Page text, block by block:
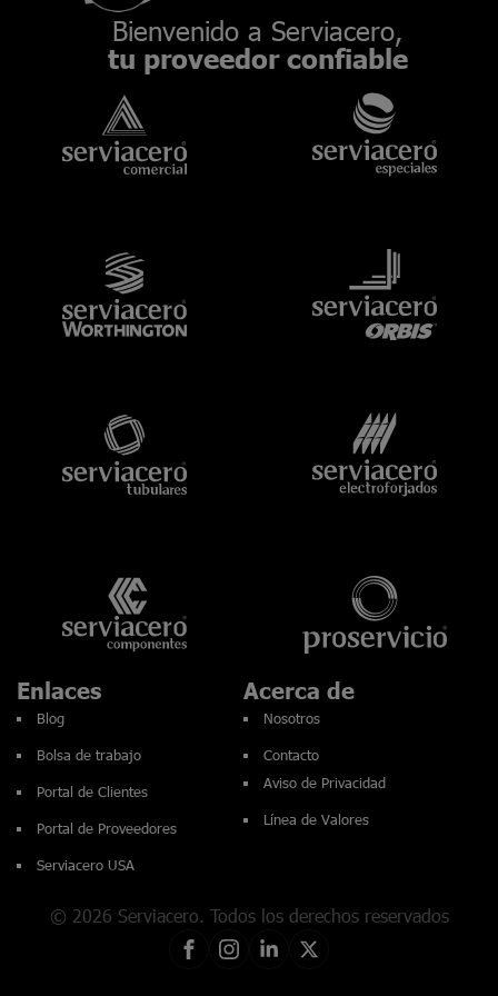
Bienvenido a Serviacero,
tu proveedor confiable
Enlaces
Blog
Bolsa de trabajo
Portal de Clientes
Portal de Proveedores
Serviacero USA
Acerca de
Nosotros
Contacto
Aviso de Privacidad
Línea de Valores
© 2026 Serviacero. Todos los derechos reservados